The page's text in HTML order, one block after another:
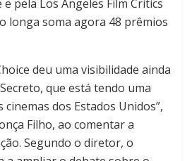
pela Los Angeles Film Critics
longa soma agora 48 prêmios
deu uma visibilidade ainda
que está tendo uma
dos Estados Unidos”,
Filho, ao comentar a
Segundo o diretor, o